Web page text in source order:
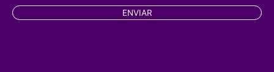
ENVIAR